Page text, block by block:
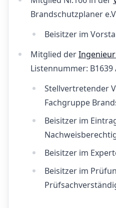
Brandschutzplaner
Beisitzer im
Mitglied der
Listennummer: B1639
Stellvertretender
Fachgruppe
Beisitzer im
Beisitzer im
Beisitzer im